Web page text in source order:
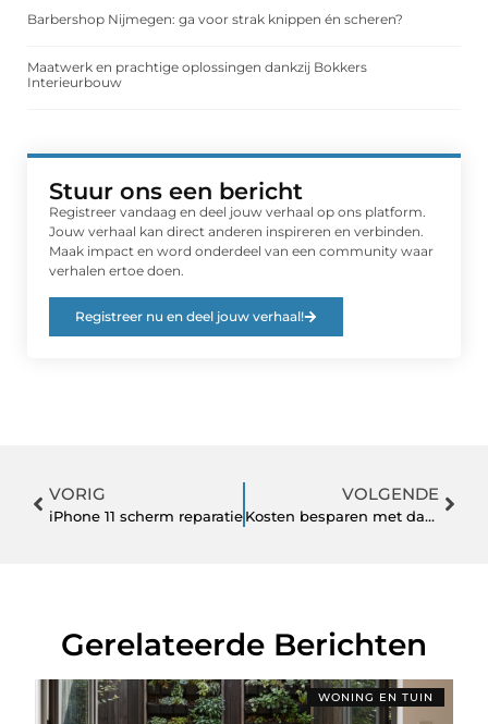
Barbershop Nijmegen: ga voor strak knippen én scheren?
Maatwerk en prachtige oplossingen dankzij Bokkers
Interieurbouw
Stuur ons een bericht
Registreer vandaag en deel jouw verhaal op ons platform.
Jouw verhaal kan direct anderen inspireren en verbinden.
Maak impact en word onderdeel van een community waar
verhalen ertoe doen.
Registreer nu en deel jouw verhaal!
VORIG
iPhone 11 scherm reparatie
VOLGENDE
Kosten besparen met dakisolatie
Gerelateerde Berichten
WONING EN TUIN